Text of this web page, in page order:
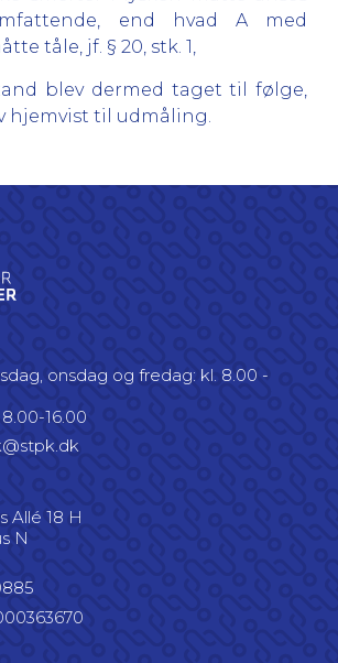
end hvad A med
tåle, jf. § 20, stk. 1,
blev dermed taget til følge,
hjemvist til udmåling.
onsdag og fredag: kl. 8.00 -
16.00
Allé 18 H
N